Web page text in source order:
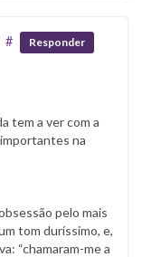
# Responder
tem a ver com a
na
pelo mais
tom duríssimo, e,
“chamaram-me a